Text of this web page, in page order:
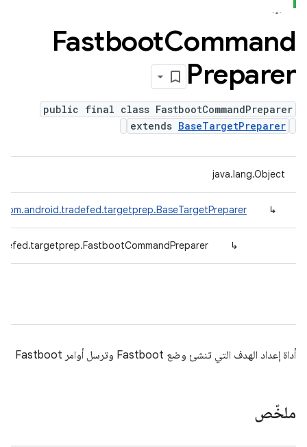
FastbootCommand
Preparer
public final class FastbootCommandPreparer
extends BaseTargetPreparer
java.lang.Object
↳
com.android.tradefed.targetprep.BaseTargetPreparer
↳
أداة إعداد الهدف التي تنشئ وضع Fastboot وترسل أوامر Fastboot
ملخّص